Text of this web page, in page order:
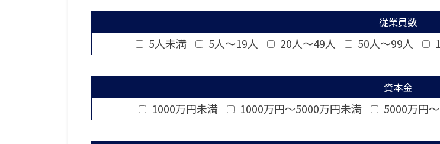
従業員数
5人未満 5人～19人 20人～49人 50人～99人
資本金
1000万円未満 1000万円～5000万円未満 5000万円